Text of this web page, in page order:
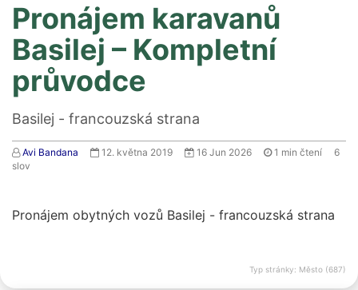
Pronájem karavanů
Basilej – Kompletní
průvodce
Basilej - francouzská strana
Avi Bandana 12. května 2019 16 Jun 2026 1 min čtení
6
slov
Pronájem obytných vozů Basilej - francouzská strana
Typ stránky: Město (687)